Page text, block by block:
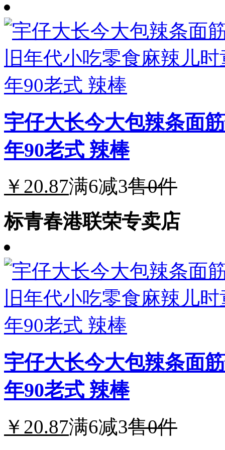
宇仔大长今大包辣条面
年90老式 辣棒
￥20.87满6减3售0件
标青春港联荣专卖店
宇仔大长今大包辣条面
年90老式 辣棒
￥20.87满6减3售0件